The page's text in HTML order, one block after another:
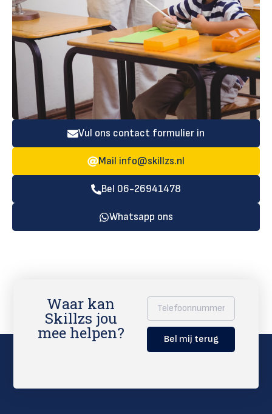
Vul ons contact formulier in
Mail info@skillzs.nl
Bel 06-26941478
Whatsapp ons
Waar kan
Skillzs jou
mee helpen? Bel mij terug